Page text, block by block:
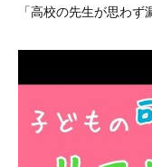
「高校の先生が思わ